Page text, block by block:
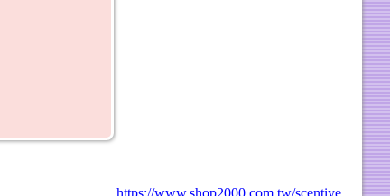
https://www.shop2000.com.tw/scentiye